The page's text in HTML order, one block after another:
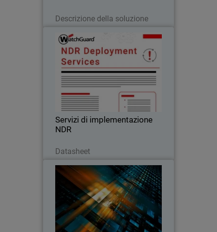
Descrizione della soluzione
Servizi di implementazione
NDR
Datasheet
Servizi di implementazione NDR
WatchGuard garantiscono una
configurazione rapida e guidata da
esperti, consentendovi di accelerare il
vostro investimento in soluzioni di NDR
Rapporto sui trend della
sicurezza informatica per i MSP
Leggi l’ultimo report MSP sulla
domanda di cybersecurity, le
aspettative dei clienti, i trend di pricing e